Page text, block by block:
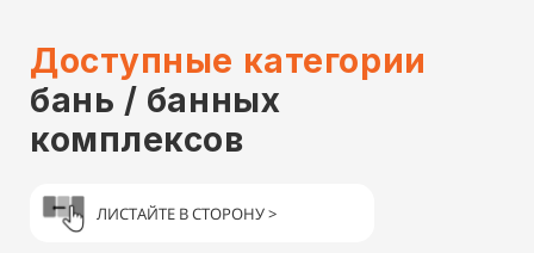
Доступные категории
бань / банных
комплексов
ЛИСТАЙТЕ В СТОРОНУ >